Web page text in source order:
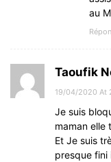
au
Taoufik
19/04/2020 At
Je suis
maman elle
Et Je suis
presque fini